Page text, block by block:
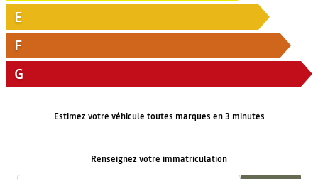
E
F
G
Estimez votre véhicule toutes marques en 3 minutes
Renseignez votre immatriculation